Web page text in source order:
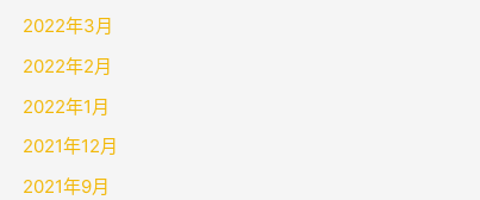
2022年3月
2022年2月
2022年1月
2021年12月
2021年9月